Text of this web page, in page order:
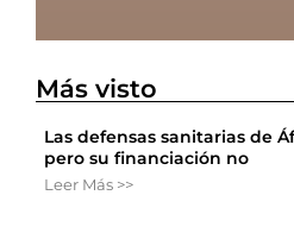
Más visto
Las defensas sanitarias de
pero su financiación no
Leer Más >>